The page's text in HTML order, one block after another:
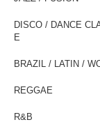
DISCO / DANCE
E
BRAZIL / LATIN /
REGGAE
R&B